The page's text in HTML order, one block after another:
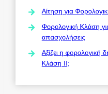
Αίτηση για
Φορολογική Κλάση
απασχολήσεις
Αξίζει η φορολογική
Κλάση II;